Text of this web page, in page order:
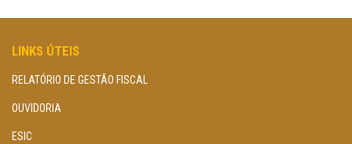
LINKS ÚTEIS
RELATÓRIO DE GESTÃO FISCAL
OUVIDORIA
ESIC